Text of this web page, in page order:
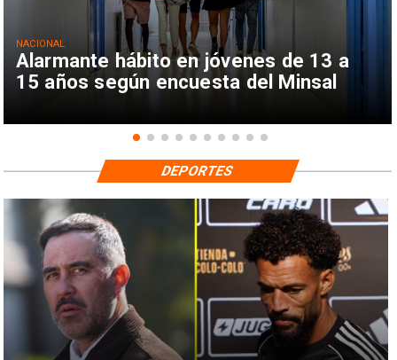
Alarmante hábito en jóvenes de 13 a
15 años según encuesta del Minsal
NACIONAL
DEPORTES